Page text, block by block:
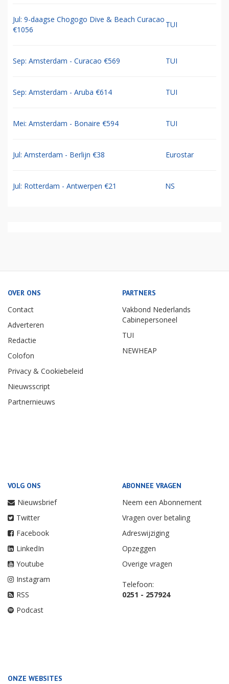
Jul: 9-daagse Chogogo Dive & Beach Curacao
€1056
TUI
Sep: Amsterdam - Curacao €569 TUI
Sep: Amsterdam - Aruba €614 TUI
Mei: Amsterdam - Bonaire €594 TUI
Jul: Amsterdam - Berlijn €38 Eurostar
Jul: Rotterdam - Antwerpen €21 NS
OVER ONS
Contact
Adverteren
Redactie
Colofon
Privacy & Cookiebeleid
Nieuwsscript
Partnernieuws
PARTNERS
Vakbond Nederlands
Cabinepersoneel
TUI
NEWHEAP
VOLG ONS
Nieuwsbrief
Twitter
Facebook
LinkedIn
Youtube
Instagram
RSS
Podcast
ABONNEE VRAGEN
Neem een Abonnement
Vragen over betaling
Adreswijziging
Opzeggen
Overige vragen
Telefoon:
0251 - 257924
ONZE WEBSITES